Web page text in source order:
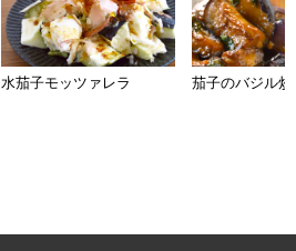
水茄子モッツァレラ 茄子のバジル炒